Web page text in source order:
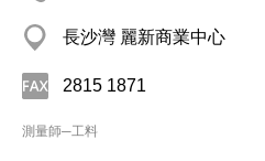
長沙灣 麗新商業中心
2815 1871
測量師─工料